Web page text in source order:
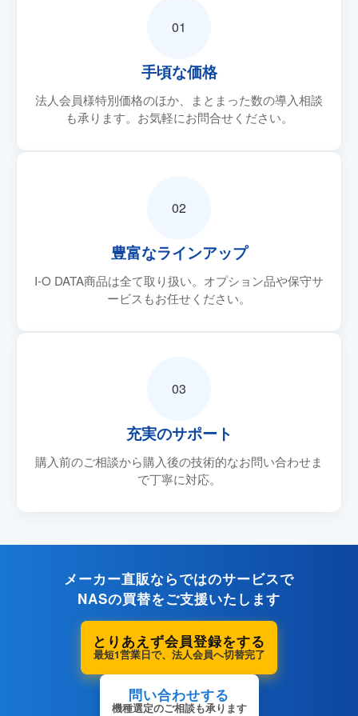
01
手頃な価格
法人会員様特別価格のほか、まとまった数の導入相談
も承ります。お気軽にお問合せください。
02
豊富なラインアップ
I-O DATA商品は全て取り扱い。オプション品や保守サ
ービスもお任せください。
03
充実のサポート
購入前のご相談から購入後の技術的なお問い合わせま
で丁寧に対応。
メーカー直販ならではのサービスで
NASの買替をご支援いたします
とりあえず会員登録をする
最短1営業日で、法人会員へ切替完了
問い合わせする
機種選定のご相談も承ります